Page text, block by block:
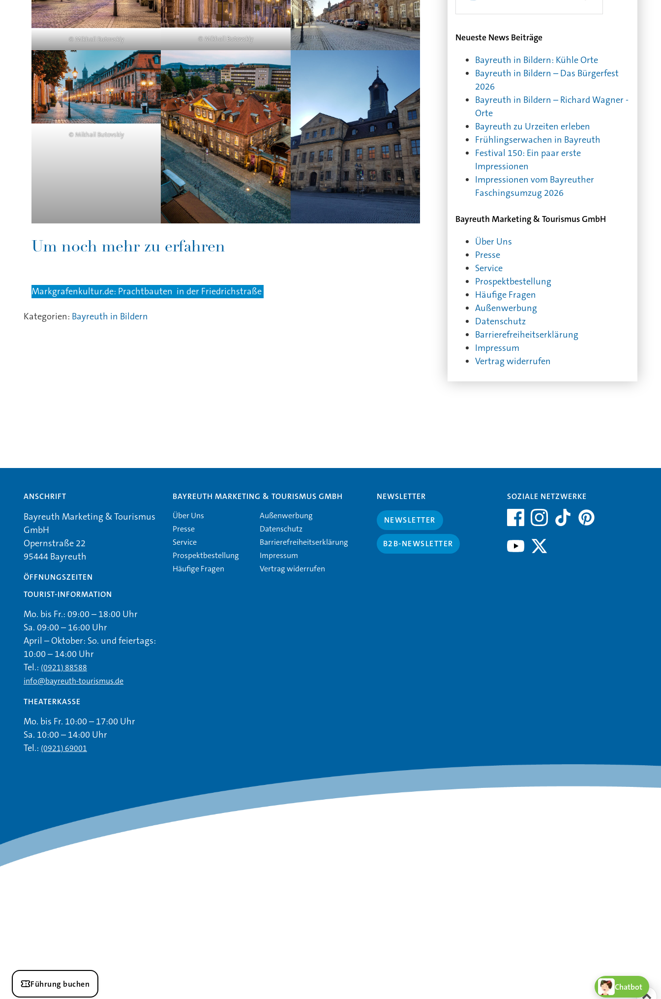
© Mikhail Butovskiy © Mikhail Butovskiy
© Mikhail Butovskiy
Um noch mehr zu erfahren
Markgrafenkultur.de: Prachtbauten in der Friedrichstraße
Kategorien: Bayreuth in Bildern
Neueste News Beiträge
Bayreuth in Bildern: Kühle Orte
Bayreuth in Bildern – Das Bürgerfest
2026
Bayreuth in Bildern – Richard Wagner -
Orte
Bayreuth zu Urzeiten erleben
Frühlingserwachen in Bayreuth
Festival 150: Ein paar erste
Impressionen
Impressionen vom Bayreuther
Faschingsumzug 2026
Bayreuth Marketing & Tourismus GmbH
Über Uns
Presse
Service
Prospektbestellung
Häufige Fragen
Außenwerbung
Datenschutz
Barrierefreiheitserklärung
Impressum
Vertrag widerrufen
ANSCHRIFT
Bayreuth Marketing & Tourismus
GmbH
Opernstraße 22
95444 Bayreuth
ÖFFNUNGSZEITEN
TOURIST-INFORMATION
Mo. bis Fr.: 09:00 – 18:00 Uhr
Sa. 09:00 – 16:00 Uhr
April – Oktober: So. und feiertags:
10:00 – 14:00 Uhr
Tel.: (0921) 88588
info@bayreuth-tourismus.de
THEATERKASSE
Mo. bis Fr. 10:00 – 17:00 Uhr
Sa. 10:00 – 14:00 Uhr
Tel.: (0921) 69001
BAYREUTH MARKETING & TOURISMUS GMBH
Über Uns
Presse
Service
Prospektbestellung
Häufige Fragen
Außenwerbung
Datenschutz
Barrierefreiheitserklärung
Impressum
Vertrag widerrufen
NEWSLETTER
NEWSLETTER
B2B-NEWSLETTER
SOZIALE NETZWERKE
Führung buchen Chatbot